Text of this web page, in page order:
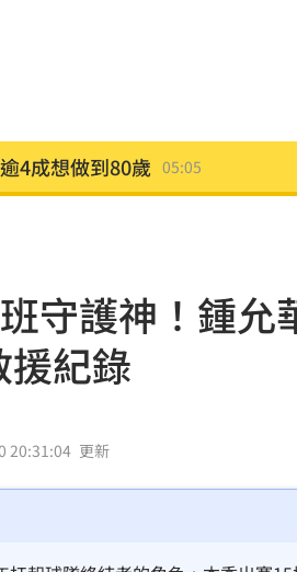
4成想做到80歲 05:05
句 謝金河痛心發聲
高 它最猛成長逾10% 04:20
擅貼IG下場慘了
「它」霸氣狂賺
市在他與戰爭間拉鋸
丈夫退休金拒分
守護神！鍾
紀錄
20:31:04 更新